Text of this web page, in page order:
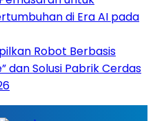
di Era AI pada
Robot Berbasis
dan Solusi Pabrik Cerdas